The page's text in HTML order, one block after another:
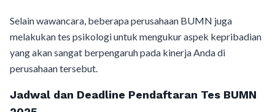
Selain wawancara, beberapa perusahaan BUMN juga
melakukan tes psikologi untuk mengukur aspek kepribadian
yang akan sangat berpengaruh pada kinerja Anda di
perusahaan tersebut.
Jadwal dan Deadline Pendaftaran Tes BUMN